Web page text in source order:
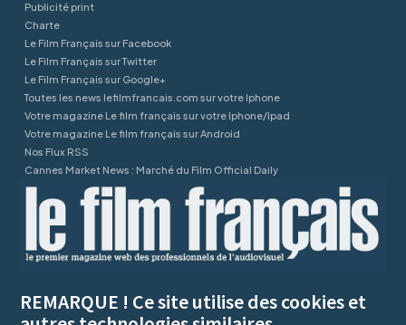
Publicité print
Charte
Le Film Français sur Facebook
Le Film Français sur Twitter
Le Film Français sur Google+
Toutes les news lefilmfrancais.com sur votre Iphone
Votre magazine Le film français sur votre Iphone/Ipad
Votre magazine Le film français sur Android
Nos Flux RSS
Cannes Market News : Marché du Film Official Daily
REMARQUE ! Ce site utilise des cookies et